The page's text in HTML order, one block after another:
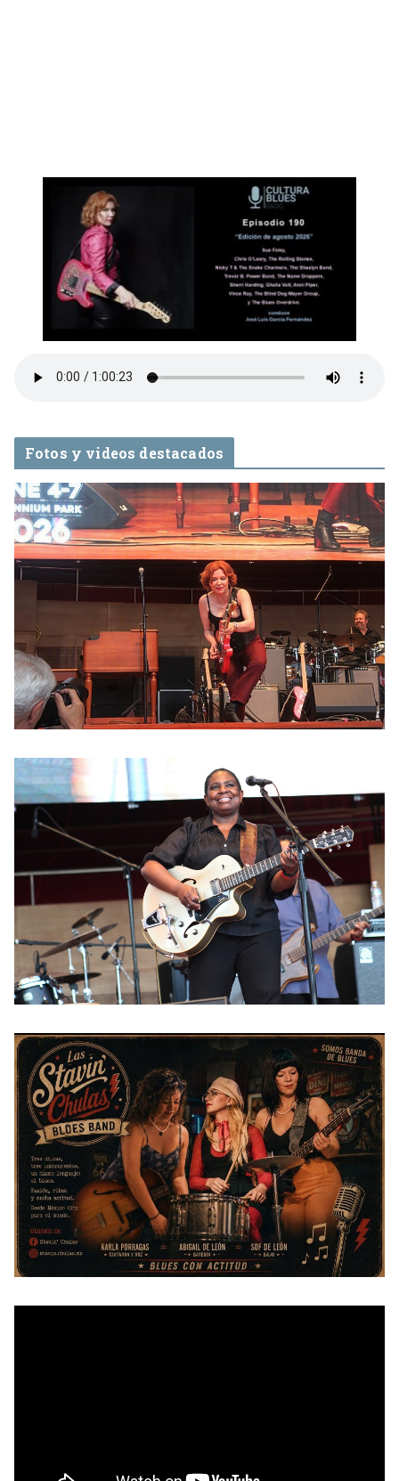
Fotos y videos destacados